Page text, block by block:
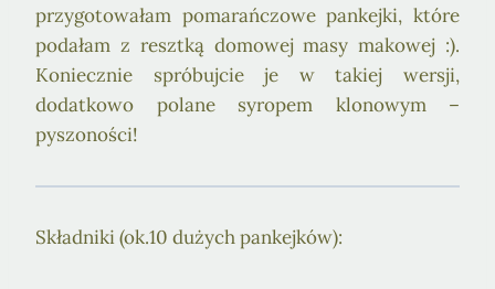
przygotowałam pomarańczowe pankejki, które
podałam z resztką domowej masy makowej :).
Koniecznie spróbujcie je w takiej wersji,
dodatkowo polane syropem klonowym –
pyszoności!
Składniki (ok.10 dużych pankejków):